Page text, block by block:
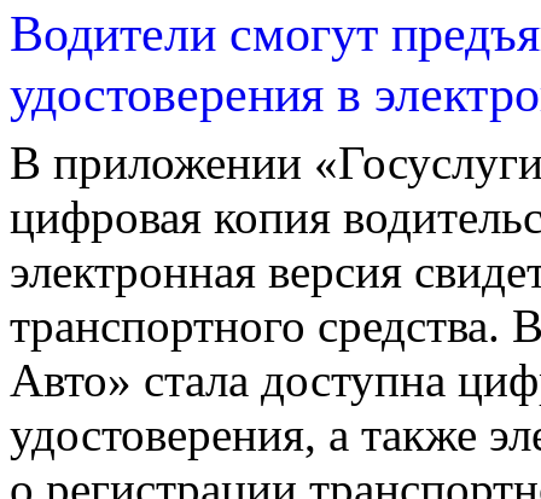
Водители смогут
удостоверения в
В приложении
цифровая копия
электронная версия
транспортного
Авто» стала доступна
удостоверения, а также
о регистрации